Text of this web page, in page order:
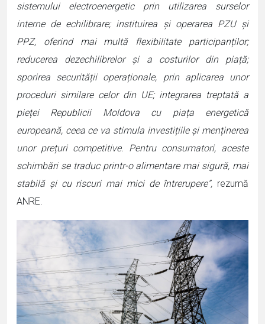
sistemului electroenergetic prin utilizarea surselor
interne de echilibrare; instituirea și operarea PZU și
PPZ, oferind mai multă flexibilitate participanților;
reducerea dezechilibrelor și a costurilor din piață;
sporirea securității operaționale, prin aplicarea unor
proceduri similare celor din UE; integrarea treptată a
pieței Republicii Moldova cu piața energetică
europeană, ceea ce va stimula investițiile și menținerea
unor prețuri competitive. Pentru consumatori, aceste
schimbări se traduc printr-o alimentare mai sigură, mai
stabilă și cu riscuri mai mici de întrerupere”, rezumă
ANRE.